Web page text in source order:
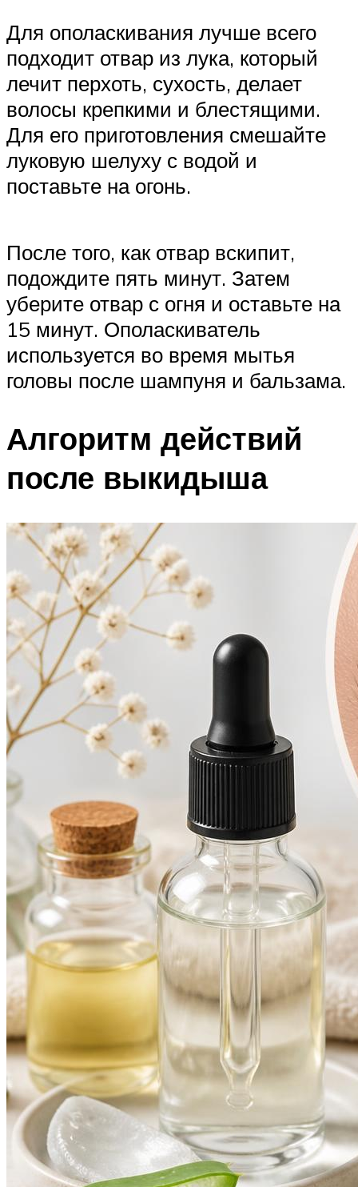
Для ополаскивания лучше всего
подходит отвар из лука, который
лечит перхоть, сухость, делает
волосы крепкими и блестящими.
Для его приготовления смешайте
луковую шелуху с водой и
поставьте на огонь.
После того, как отвар вскипит,
подождите пять минут. Затем
уберите отвар с огня и оставьте на
15 минут. Ополаскиватель
используется во время мытья
головы после шампуня и бальзама.
Алгоритм действий
после выкидыша